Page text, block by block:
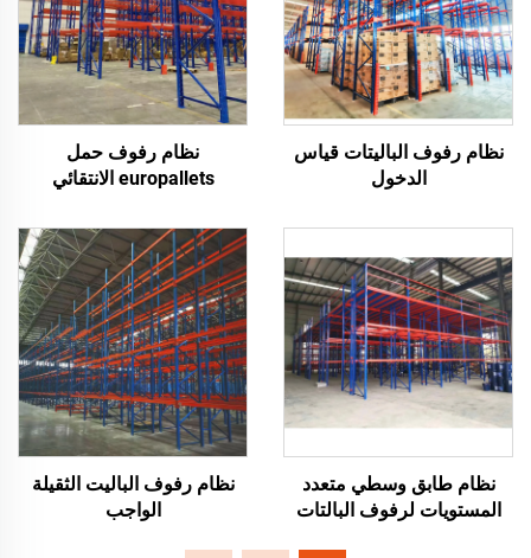
نظام رفوف الباليتات قياس
الدخول
نظام رفوف حمل
europallets الانتقائي
نظام طابق وسطي متعدد
المستويات لرفوف البالتات
نظام رفوف الباليت الثقيلة
الواجب